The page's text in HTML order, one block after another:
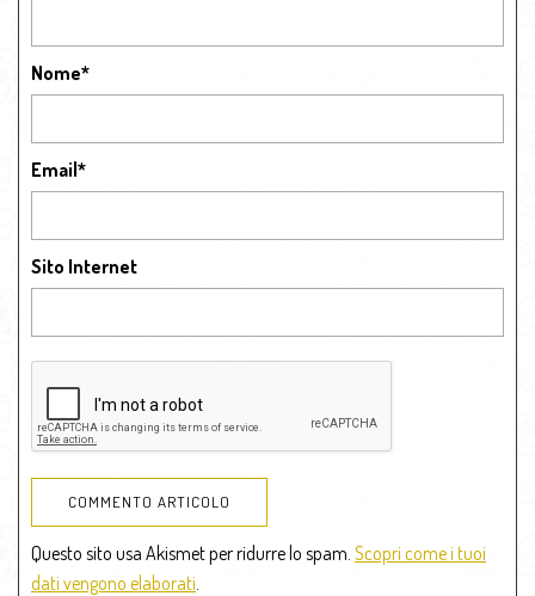
Nome*
Email*
Sito Internet
Questo sito usa Akismet per ridurre lo spam. Scopri come i tuoi
dati vengono elaborati